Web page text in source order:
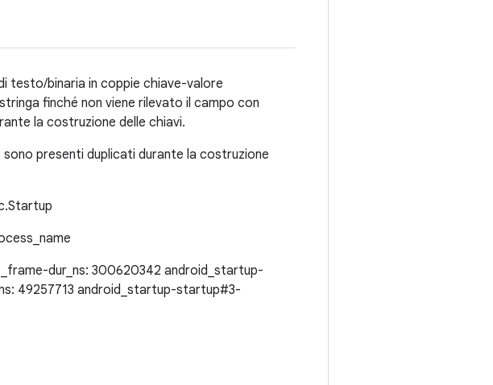
testo/binaria in coppie chiave-valore
finché non viene rilevato il campo con
la costruzione delle chiavi.
presenti duplicati durante la costruzione
dur_ns: 300620342 android_startup-
49257713 android_startup-startup#3-